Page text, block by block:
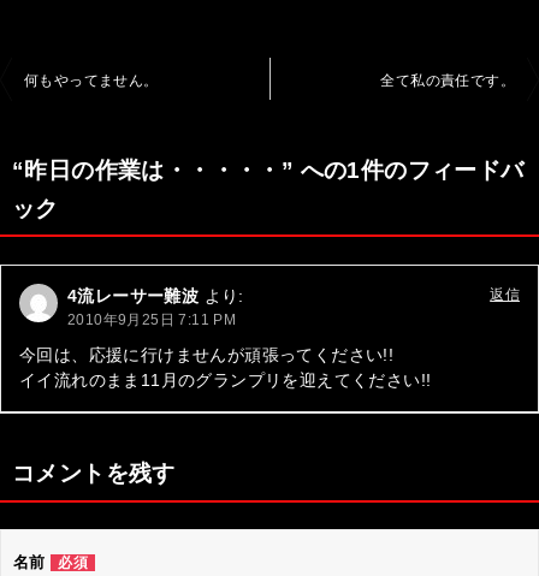
ゲ
ー
シ
ン
何もやってません。 全て私の責任です。
“昨日の作業は・・・・・” への1件のフィードバ
ック
4流レーサー難波 より:
2010年9月25日 7:11 PM
今回は、応援に行けませんが頑張ってください!!
イイ流れのまま11月のグランプリを迎えてください!!
返信
コメントを残す
名前 必須